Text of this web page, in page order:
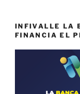
INFIVALLE LA
FINANCIA EL